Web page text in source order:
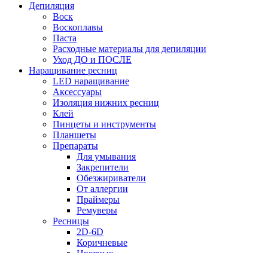
Депиляция
Воск
Воскоплавы
Паста
Расходные материалы для депиляции
Уход ДО и ПОСЛЕ
Наращивание ресниц
LED наращивание
Аксессуары
Изоляция нижних ресниц
Клей
Пинцеты и инструменты
Планшеты
Препараты
Для умывания
Закрепители
Обезжириватели
От аллергии
Праймеры
Ремуверы
Ресницы
2D-6D
Коричневые